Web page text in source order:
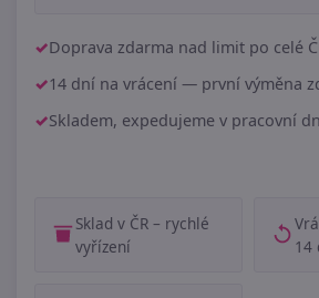
Doprava zdarma nad limit po celé
14 dní na vrácení — první výměna
Skladem, expedujeme v pracovní
Sklad v ČR – rychlé
vyřízení
14